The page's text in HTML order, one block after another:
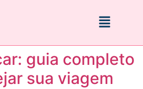
guia completo
sua viagem